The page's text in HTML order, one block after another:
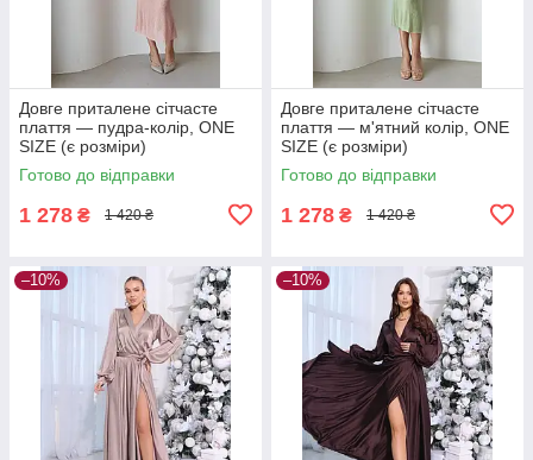
Довге приталене сітчасте
плаття — пудра-колір, ONE
SIZE (є розміри)
Готово до відправки
1 278 ₴ 1 420 ₴
Довге приталене сітчасте
плаття — м'ятний колір, ONE
SIZE (є розміри)
Готово до відправки
1 278 ₴ 1 420 ₴
–10% –10%